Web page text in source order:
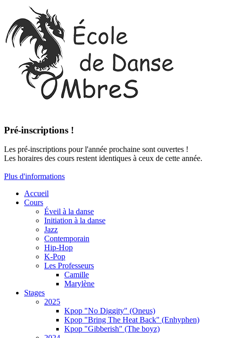
Pré-inscriptions !
Les pré-inscriptions pour l'année prochaine sont ouvertes !
Les horaires des cours restent identiques à ceux de cette année.
Plus d'informations
Accueil
Cours
Éveil à la danse
Initiation à la danse
Jazz
Contemporain
Hip-Hop
K-Pop
Les Professeurs
Camille
Marylène
Stages
2025
Kpop "No Diggity" (Oneus)
Kpop "Bring The Heat Back" (Enhyphen)
Kpop "Gibberish" (The boyz)